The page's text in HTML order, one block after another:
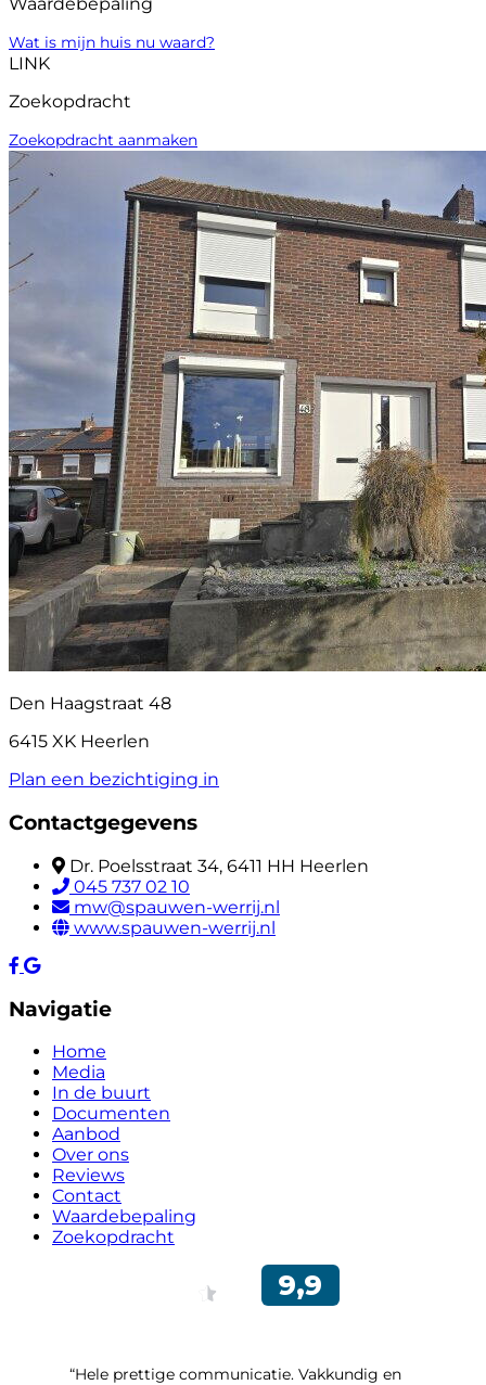
Waardebepaling
Wat is mijn huis nu waard?
LINK
Zoekopdracht
Zoekopdracht aanmaken
Den Haagstraat 48
6415 XK Heerlen
Plan een bezichtiging in
Contactgegevens
Dr. Poelsstraat 34, 6411 HH Heerlen
045 737 02 10
mw@spauwen-werrij.nl
www.spauwen-werrij.nl
Navigatie
Home
Media
In de buurt
Documenten
Aanbod
Over ons
Reviews
Contact
Waardebepaling
Zoekopdracht
“Hele prettige communicatie. Vakkundig en